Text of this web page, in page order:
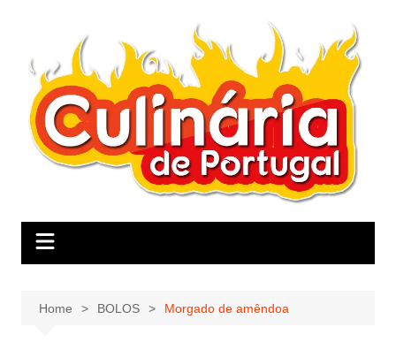
Home BOLOS Morgado de amêndoa